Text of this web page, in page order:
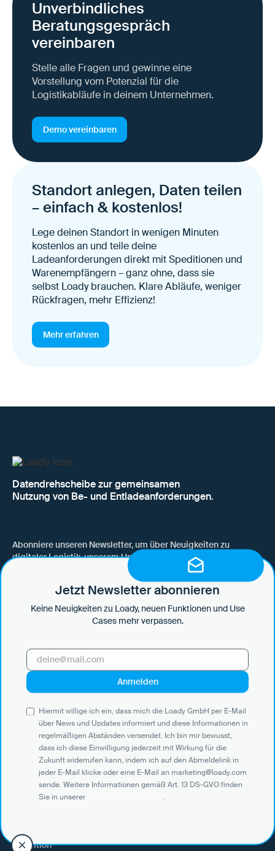
Unverbindliches
Beratungsgespräch
vereinbaren
Stelle alle Fragen und gewinne eine
Vorstellung vom Potenzial für die
Logistikabläufe in deinem Unternehmen.
Demo vereinbaren
Standort anlegen, Daten teilen
– einfach & kostenlos!
Lege deinen Standort in wenigen Minuten
kostenlos an und teile deine
Ladeanforderungen direkt mit Speditionen und
Warenempfängern – ganz ohne, dass sie
selbst Loady brauchen. Klare Abläufe, weniger
Rückfragen, mehr Effizienz!
Mehr erfahren
Datendrehscheibe zur gemeinsamen
Nutzung von Be- und Entladeanforderungen.
Abonniere unseren Newsletter, um über Neuigkeiten zu
digitaler Logistik, unserem Unternehmen, neuen Funktionen
und Use Cases auf dem Laufenden zu bleiben.
Hiermit willige ich ein, dass mich die Loady GmbH per E-Mail über
News und Updates informiert und diese Informationen in
regelmäßigen Abständen versendet. Ich bin mir bewusst, dass ich
diese Einwilligung jederzeit mit Wirkung für die Zukunft widerrufen
kann, indem ich auf den Abmeldelink in jeder E-Mail klicke oder eine
E-Mail an marketing@loady.com sende. Weitere Informationen
gemäß Art. 13 DS-GVO finden Sie in unsererDatenschutzerklärung
Use Cases
Verlader
Spedition
Jetzt Newsletter abonnieren
Keine Neuigkeiten zu Loady, neuen Funktionen und Use
Cases mehr verpassen.
Hiermit willige ich ein, dass mich die Loady GmbH per E-Mail
über News und Updates informiert und diese Informationen in
regelmäßigen Abständen versendet. Ich bin mir bewusst,
dass ich diese Einwilligung jederzeit mit Wirkung für die
Zukunft widerrufen kann, indem ich auf den Abmeldelink in
jeder E-Mail klicke oder eine E-Mail an marketing@loady.com
sende. Weitere Informationen gemäß Art. 13 DS-GVO finden
Sie in unserer
.